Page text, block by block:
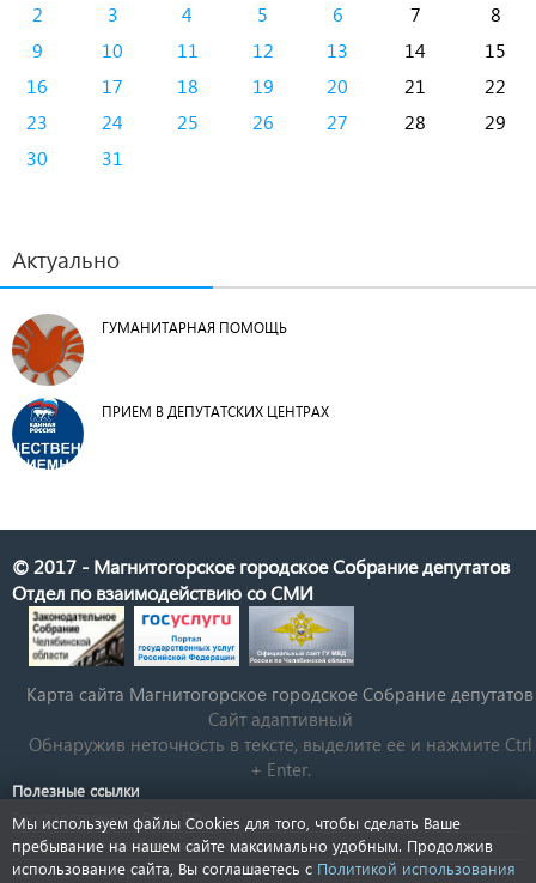
2
3 4 5 6 7
8
9
10 11 12 13 14
15
16
17 18 19 20 21
22
23
24 25 26 27 28
29
30
31
Актуально
ГУМАНИТАРНАЯ ПОМОЩЬ
ПРИЕМ В ДЕПУТАТСКИХ ЦЕНТРАХ
© 2017 - Магнитогорское городское Собрание депутатов
Отдел по взаимодействию со СМИ
Карта сайта Магнитогорское городское Cобрание депутатов
Сайт адаптивный
Обнаружив неточность в тексте, выделите ее и нажмите Ctrl
+ Enter.
Полезные ссылки
Государственная Дума РФ
Губернатор Челябинской области
КСП Магнитогорска
Мы используем файлы Cookies для того, чтобы сделать Ваше
пребывание на нашем сайте максимально удобным. Продолжив
использование сайта, Вы соглашаетесь с Политикой использования